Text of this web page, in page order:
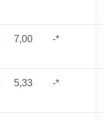
7,00 -*
5,33 -*